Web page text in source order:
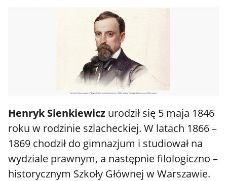
Henryk Sienkiewicz urodził się 5 maja 1846
roku w rodzinie szlacheckiej. W latach 1866 –
1869 chodził do gimnazjum i studiował na
wydziale prawnym, a następnie filologiczno –
historycznym Szkoły Głównej w Warszawie.